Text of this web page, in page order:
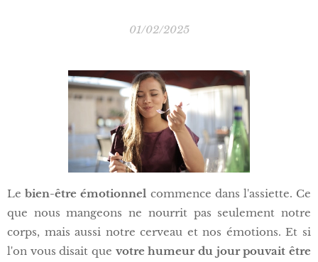
01/02/2025
Lebien-être émotionnel commence dans l'assiette. Ce
que nous mangeons ne nourrit pas seulement notre
corps, mais aussi notre cerveau et nos émotions. Et si
l'on vous disait que votre humeur du jour pouvait être